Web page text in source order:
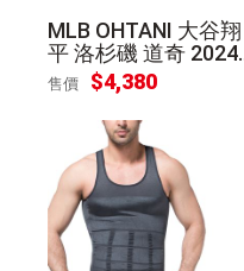
MLB OHTANI 大谷翔
平 洛杉磯 道奇 2024
國聯 MVP 紀念幣匾額
售價 $4,380